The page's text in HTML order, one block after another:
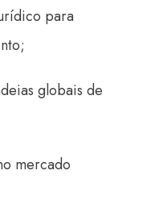
para
globais de
mercado